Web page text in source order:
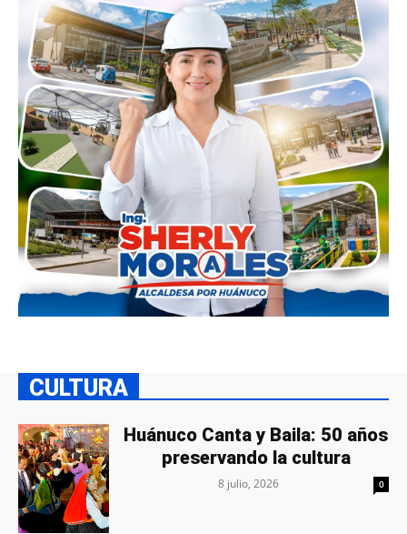
CULTURA
Huánuco Canta y Baila: 50 años
preservando la cultura
8 julio, 2026 0